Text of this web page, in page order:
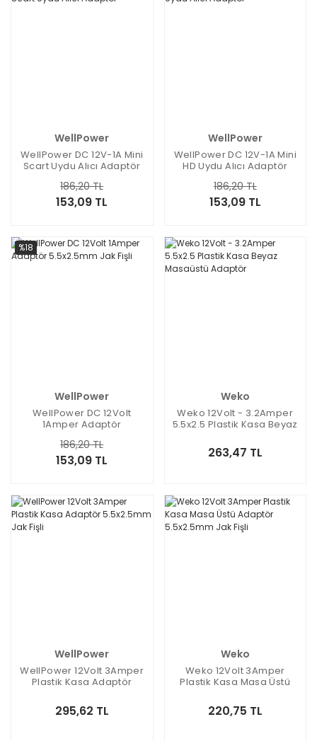
WellPower
WellPower DC 12V-1A Mini
Scart Uydu Alıcı Adaptör
153,09 TL
186,20 TL
WellPower
WellPower DC 12V-1A Mini
HD Uydu Alıcı Adaptör
153,09 TL
186,20 TL
%18
WellPower
WellPower DC 12Volt
1Amper Adaptör
153,09 TL
186,20 TL
Weko
Weko 12Volt - 3.2Amper
5.5x2.5 Plastik Kasa Beyaz
263,47 TL
WellPower
WellPower 12Volt 3Amper
Plastik Kasa Adaptör
295,62 TL
Weko
Weko 12Volt 3Amper
Plastik Kasa Masa Üstü
Fişli
220,75 TL